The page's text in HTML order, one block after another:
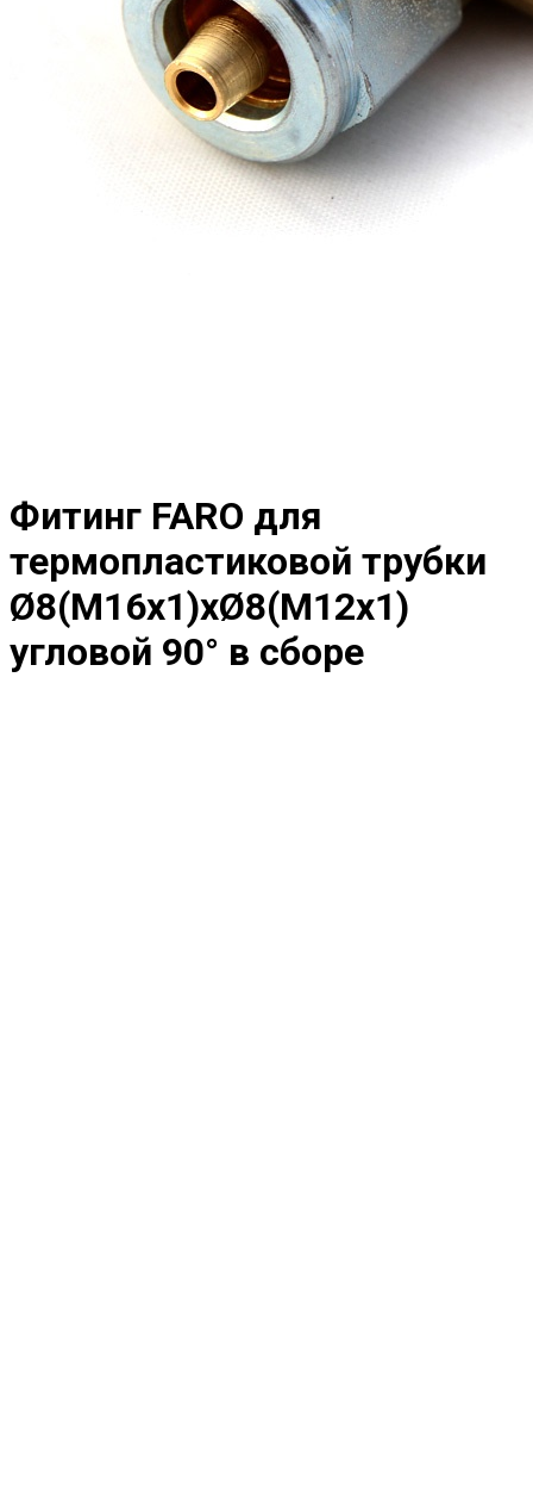
Фитинг FARO для
термопластиковой трубки
Ø8(M16x1)хØ8(M12x1)
угловой 90° в сборе